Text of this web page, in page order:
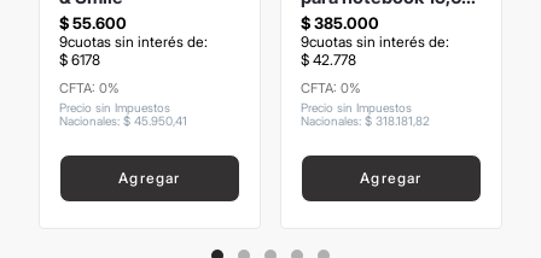
$55.600
9cuotas sin interés de:
$ 6178
CFTA: 0%
Precio sin Impuestos
Nacionales: $ 4595041
Agregar
Paralux
$385.000
9cuotas sin interés de:
$ 42.778
CFTA: 0%
Precio sin Impuestos
Nacionales: $ 318181 82
Agregar